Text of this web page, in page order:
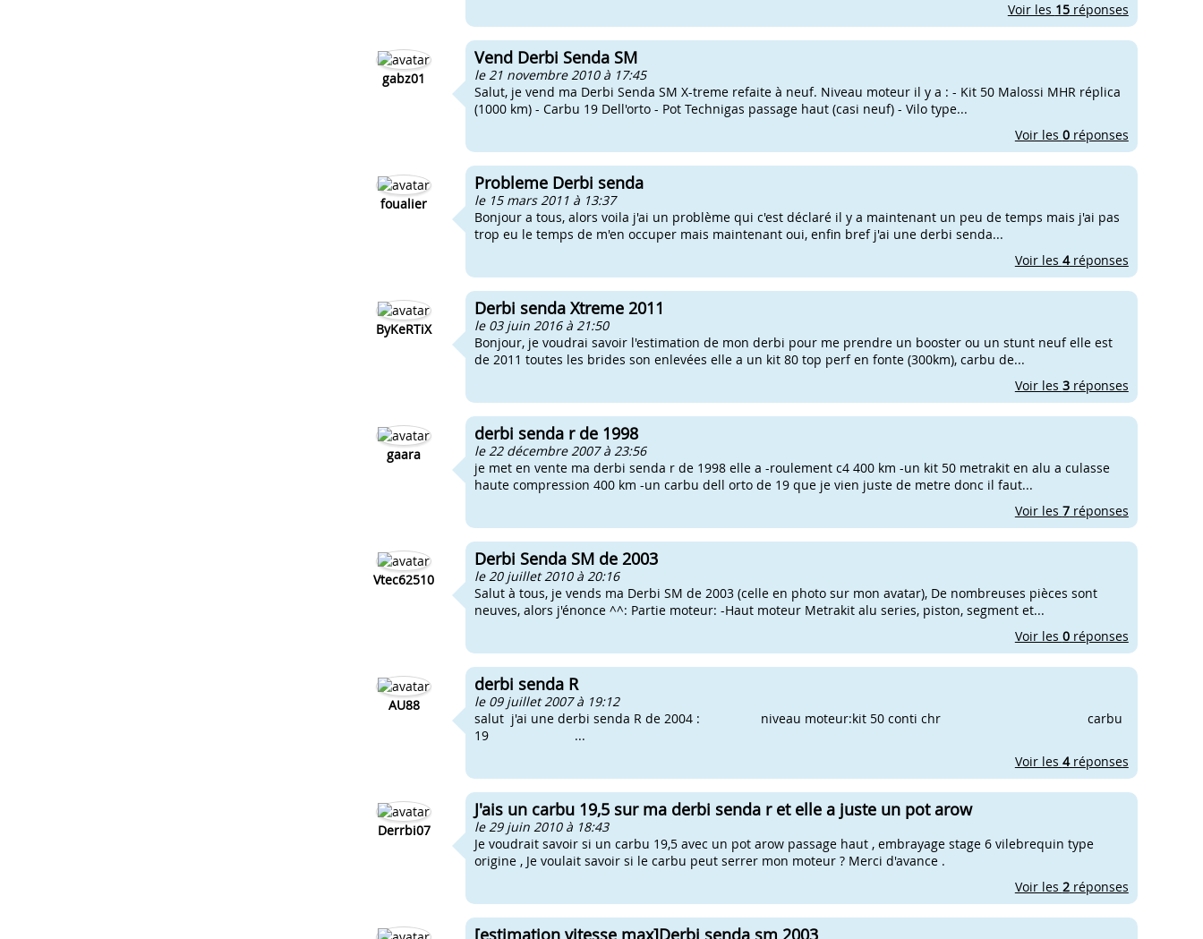
Voir les 15réponses
gabz01
Vend Derbi Senda SM
le 21 novembre 2010 à 17:45
Salut, je vend ma Derbi Senda SM X-treme refaite à neuf. Niveau moteur il y a : - Kit 50 Malossi MHR réplica
(1000 km) - Carbu 19 Dell'orto - Pot Technigas passage haut (casi neuf) - Vilo type...
Voir les 0réponses
foualier
Probleme Derbi senda
le 15 mars 2011 à 13:37
Bonjour a tous, alors voila j'ai un problème qui c'est déclaré il y a maintenant un peu de temps mais j'ai pas
trop eu le temps de m'en occuper mais maintenant oui, enfin bref j'ai une derbi senda...
Voir les 4réponses
ByKeRTiX
Derbi senda Xtreme 2011
le 03 juin 2016 à 21:50
Bonjour, je voudrai savoir l'estimation de mon derbi pour me prendre un booster ou un stunt neuf elle est
de 2011 toutes les brides son enlevées elle a un kit 80 top perf en fonte (300km), carbu de...
Voir les 3réponses
gaara
derbi senda r de 1998
le 22 décembre 2007 à 23:56
je met en vente ma derbi senda r de 1998 elle a -roulement c4 400 km -un kit 50 metrakit en alu a culasse
haute compression 400 km -un carbu dell orto de 19 que je vien juste de metre donc il faut...
Voir les 7réponses
Vtec62510
Derbi Senda SM de 2003
le 20 juillet 2010 à 20:16
Salut à tous, je vends ma Derbi SM de 2003 (celle en photo sur mon avatar), De nombreuses pièces sont
neuves, alors j'énonce ^^: Partie moteur: -Haut moteur Metrakit alu series, piston, segment et...
Voir les 0réponses
AU88
derbi senda R
le 09 juillet 2007 à 19:12
salut j'ai une derbi senda R de 2004 : niveau moteur:kit 50 conti chr carbu
19 ...
Voir les 4réponses
Derrbi07
J'ais un carbu 19,5 sur ma derbi senda r et elle a juste un pot arow
le 29 juin 2010 à 18:43
Je voudrait savoir si un carbu 19,5 avec un pot arow passage haut , embrayage stage 6 vilebrequin type
origine , Je voulait savoir si le carbu peut serrer mon moteur ? Merci d'avance .
Voir les 2réponses
[estimation vitesse max]Derbi senda sm 2003